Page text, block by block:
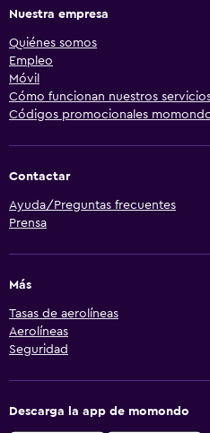
Nuestra empresa
Quiénes somos
Empleo
Móvil
Cómo funcionan nuestros
Códigos promocionales
Contactar
Ayuda/Preguntas frecuentes
Prensa
Más
Tasas de aerolíneas
Aerolíneas
Seguridad
Descarga la app de momondo